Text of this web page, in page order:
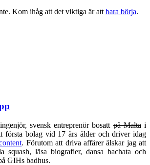
Kom ihåg att det viktiga är attbara börja.
svensk entreprenör bosattpå Maltai
första bolag vid 17 års ålder och driver idag
. Förutom att driva affärer älskar jag att
squash, läsa biografier, dansa bachata och
GIHs badhus.